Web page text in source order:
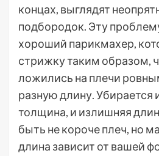
концах, выглядят
подбородок. Эту
хороший парикмахер,
стрижку таким образом,
ложились на плечи
разную длину. Убирается
толщина, и излишняя
быть не короче плеч, но
длина зависит от вашей